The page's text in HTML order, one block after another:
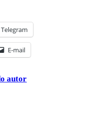
Telegram
E-mail
autor